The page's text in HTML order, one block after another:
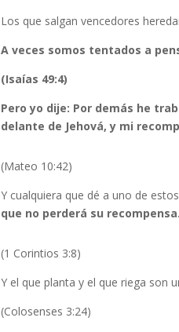
Los que salgan vencedores
A veces somos tentados a
(Isaías 49:4)
Pero yo dije: Por demás he
delante de Jehová, y mi
(Mateo 10:42)
Y cualquiera que dé a uno de
que no perderá su recompensa.
(1 Corintios 3:8)
Y el que planta y el que riega son
(Colosenses 3:24)